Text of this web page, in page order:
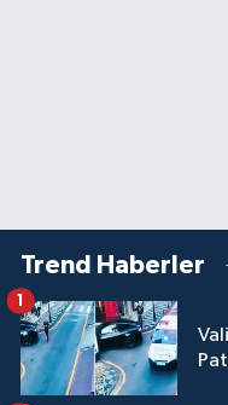
Trend Haberler
1